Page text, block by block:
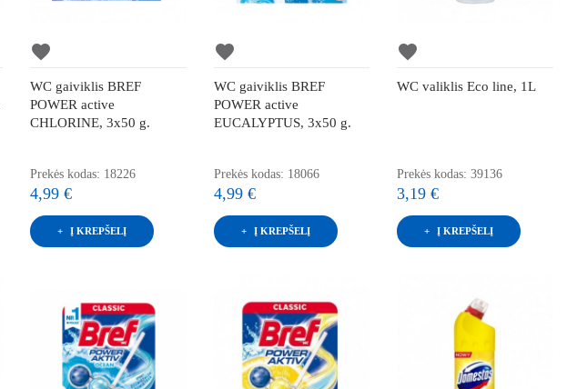
favorite
WC gaiviklis BREF
POWER active
CHLORINE, 3x50 g.
Prekės kodas: 18226
4,99 €
Į KREPŠELĮ
favorite
WC gaiviklis BREF
POWER active
EUCALYPTUS, 3x50 g.
Prekės kodas: 18066
4,99 €
Į KREPŠELĮ
favorite
WC valiklis Eco line, 1L
Prekės kodas: 39136
3,19 €
Į KREPŠELĮ